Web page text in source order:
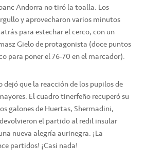
Andorra no tiró la toalla. Los
y aprovecharon varios minutos
para estechar el cerco, con un
Gielo de protagonista (doce puntos
para poner el 76-70 en el marcador).
dejó que la reacción de los pupilos de
El cuadro tinerfeño recuperó su
galones de Huertas, Shermadini,
el partido al redil insular
nueva alegría aurinegra. ¡La
partidos! ¡Casi nada!